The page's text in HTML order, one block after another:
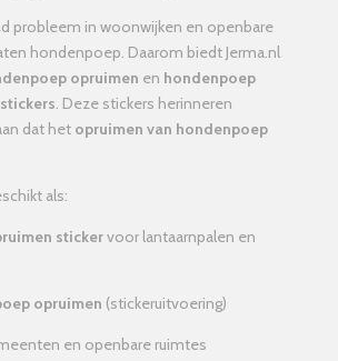
probleem in woonwijken en openbare
hondenpoep. Daarom biedt Jerma.nl
opruimen en hondenpoep
. Deze stickers herinneren
dat het opruimen van hondenpoep
als:
stickervoor lantaarnpalen en
opruimen (stickeruitvoering)
en openbare ruimtes